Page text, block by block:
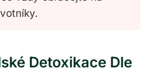
Detoxikace Dle